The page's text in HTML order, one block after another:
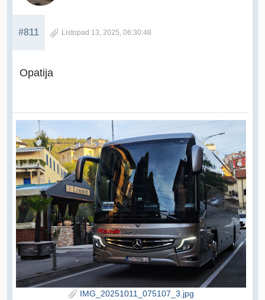
#811 Listopad 13, 2025, 06:30:48
Opatija
IMG_20251011_075107_3.jpg